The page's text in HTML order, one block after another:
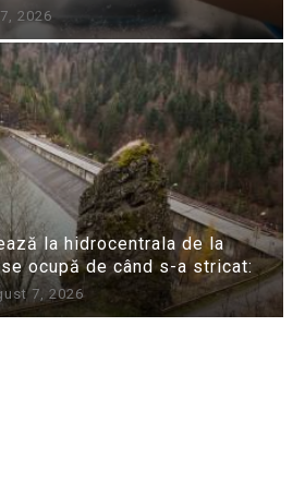
2026
la hidrocentrala de la
ocupă de când s-a stricat:
7, 2026